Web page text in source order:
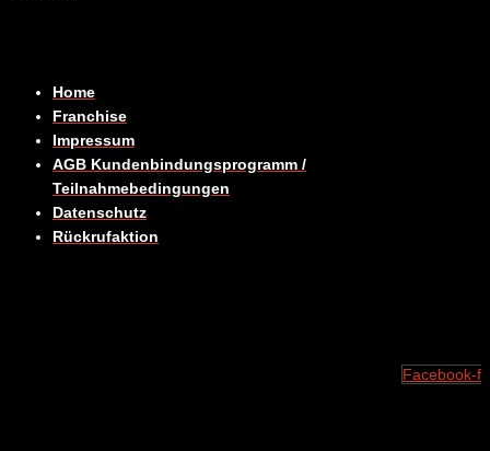
Home
Franchise
Impressum
AGB Kundenbindungsprogramm /
Teilnahmebedingungen
Datenschutz
Rückrufaktion
Facebook-f